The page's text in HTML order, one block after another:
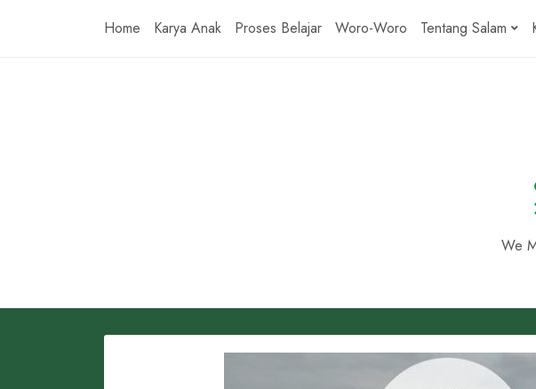
Home Karya Anak Proses Belajar Woro-Woro Tentang Salam
We